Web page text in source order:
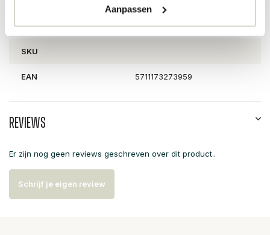
Aanpassen
Artikelnummer 82050217
SKU
EAN 5711173273959
Reviews
Er zijn nog geen reviews geschreven over dit product..
Schrijf je eigen review